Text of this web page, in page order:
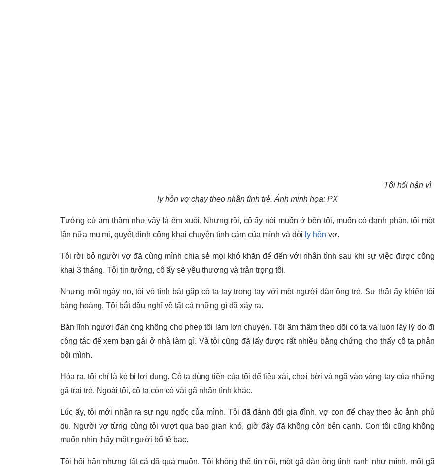
Tôi hối hận vì
ly hôn vợ chạy theo nhân tình trẻ. Ảnh minh họa: PX
Tưởng cứ âm thầm như vậy là êm xuôi. Nhưng rồi, cô ấy nói muốn ở bên tôi, muốn có danh phận, tôi một
lần nữa mụ mị, quyết định công khai chuyện tình cảm của mình và đòi ly hôn vợ.
Tôi rời bỏ người vợ đã cùng mình chia sẻ mọi khó khăn để đến với nhân tình sau khi sự việc được công
khai 3 tháng. Tôi tin tưởng, cô ấy sẽ yêu thương và trân trọng tôi.
Nhưng một ngày nọ, tôi vô tình bắt gặp cô ta tay trong tay với một người đàn ông trẻ. Sự thật ấy khiến tôi
bàng hoàng. Tôi bắt đầu nghĩ về tất cả những gì đã xảy ra.
Bản lĩnh người đàn ông không cho phép tôi làm lớn chuyện. Tôi âm thầm theo dõi cô ta và luôn lấy lý do đi
công tác để xem bạn gái ở nhà làm gì. Và tôi cũng đã lấy được rất nhiều bằng chứng cho thấy cô ta phản
bội mình.
Hóa ra, tôi chỉ là kẻ bị lợi dụng. Cô ta dùng tiền của tôi để tiêu xài, chơi bời và ngã vào vòng tay của những
gã trai trẻ. Ngoài tôi, cô ta còn có vài gã nhân tình khác.
Lúc ấy, tôi mới nhận ra sự ngu ngốc của mình. Tôi đã đánh đổi gia đình, vợ con để chạy theo ảo ảnh phù
du. Người vợ từng cùng tôi vượt qua bao gian khó, giờ đây đã không còn bên cạnh. Con tôi cũng không
muốn nhìn thấy mặt người bố tệ bạc.
Tôi hối hận nhưng tất cả đã quá muộn. Tôi không thể tin nổi, một gã đàn ông tinh ranh như mình, một gã